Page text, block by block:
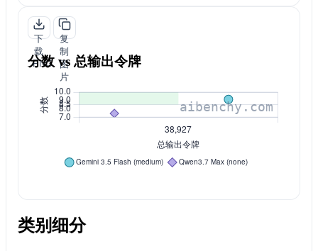
下
载
PNG
复
制
图
片
分数 vs 总输出令牌
类别细分